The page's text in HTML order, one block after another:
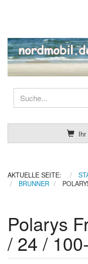
Ihr
AKTUELLE SEITE:
BRUNNER
Polarys
/ 24 /